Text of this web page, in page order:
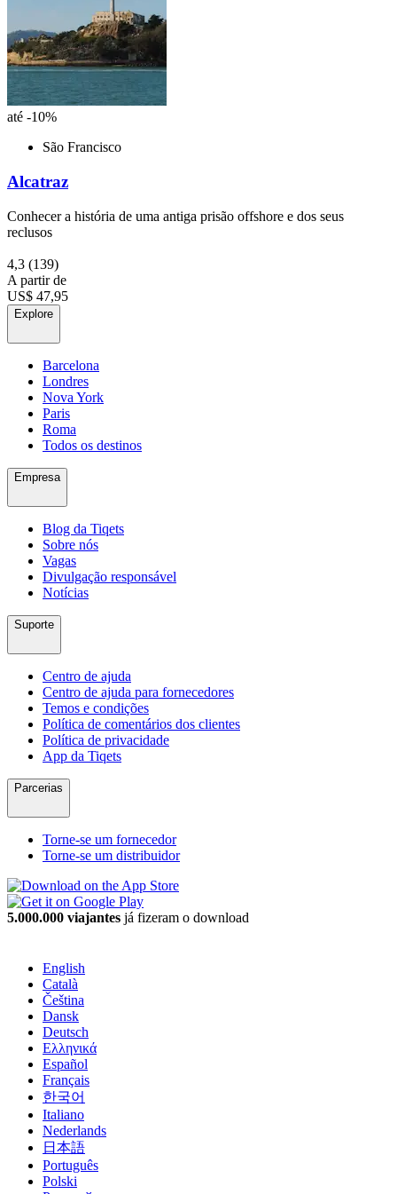
até -10%
São Francisco
Alcatraz
Conhecer a história de uma antiga prisão offshore e dos seus
reclusos
4,3 (139)
A partir de
US$ 47,95
Explore
Barcelona
Londres
Nova York
Paris
Roma
Todos os destinos
Empresa
Blog da Tiqets
Sobre nós
Vagas
Divulgação responsável
Notícias
Suporte
Centro de ajuda
Centro de ajuda para fornecedores
Temos e condições
Política de comentários dos clientes
Política de privacidade
App da Tiqets
Parcerias
Torne-se um fornecedor
Torne-se um distribuidor
5.000.000 viajantes já fizeram o download
English
Català
Čeština
Dansk
Deutsch
Ελληνικά
Español
Français
한국어
Italiano
Nederlands
日本語
Português
Polski